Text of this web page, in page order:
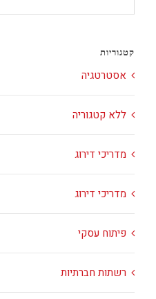
for:
קטגוריות
אסטרטגיה
ללא קטגוריה
מדריכי דירוג
מדריכי דירוג
פיתוח עסקי
רשתות חברתיות